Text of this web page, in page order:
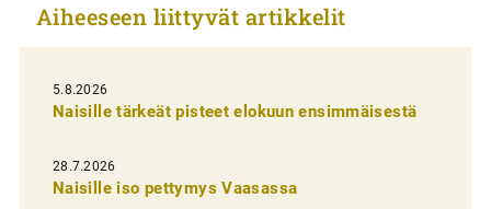
k
e
l
i
e
n
Aiheeseen liittyvät artikkelit
5.8.2026
Naisille tärkeät pisteet elokuun ensimmäisestä
28.7.2026
Naisille iso pettymys Vaasassa